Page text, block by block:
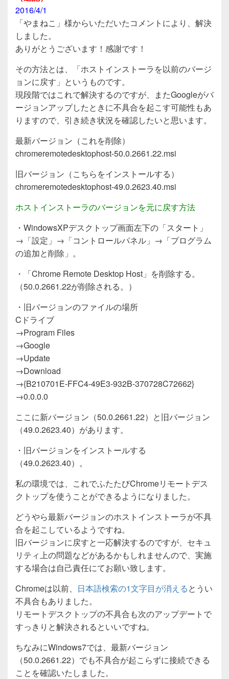
2016/4/1
「やまねこ」様からいただいたコメントにより、解決
しました。
ありがとうございます！感謝です！
その方法とは、「ホストインストーラを以前のバージ
ョンに戻す」というものです。
現段階ではこれで解決するのですが、またGoogleがバ
ージョンアップしたときに不具合を起こす可能性もあ
りますので、引き続き状況を確認したいと思います。
最新バージョン（これを削除）
chromeremotedesktophost-50.0.2661.22.msi
旧バージョン（こちらをインストールする）
chromeremotedesktophost-49.0.2623.40.msi
ホストインストーラのバージョンを元に戻す方法
・WindowsXPデスクトップ画面左下の「スタート」
→「設定」→「コントロールパネル」→「プログラム
の追加と削除」。
・「Chrome Remote Desktop Host」を削除する。
（50.0.2661.22が削除される。）
・旧バージョンのファイルの場所
Cドライブ
→Program Files
→Google
→Update
→Download
→{B210701E-FFC4-49E3-932B-370728C72662}
→0.0.0.0
ここに新バージョン（50.0.2661.22）と旧バージョン
（49.0.2623.40）があります。
・旧バージョンをインストールする
（49.0.2623.40）。
私の環境では、これでふたたびChromeリモートデス
クトップを使うことができるようになりました。
どうやら最新バージョンのホストインストーラが不具
合を起こしているようですね。
旧バージョンに戻すと一応解決するのですが、セキュ
リティ上の問題などがあるかもしれませんので、実施
する場合は自己責任にてお願い致します。
Chromeは以前、 日本語検索の1文字目が消えるとうい
不具合もありました。
リモートデスクトップの不具合も次のアップデートで
すっきりと解決されるといいですね。
ちなみにWindows7では、最新バージョン
（50.0.2661.22）でも不具合が起こらずに接続できる
ことを確認いたしました。